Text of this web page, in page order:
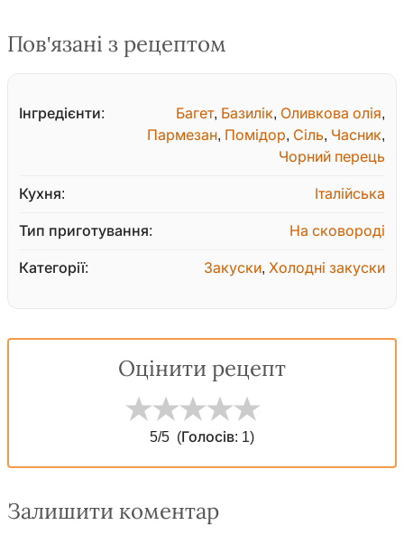
Пов'язані з рецептом
Інгредієнти: Багет, Базилік, Оливкова олія,
Пармезан, Помідор, Сіль, Часник,
Чорний перець
Кухня: Італійська
Тип приготування: На сковороді
Категорії: Закуски, Холодні закуски
Оцінити рецепт
5/5 (Голосів: 1)
Залишити коментар